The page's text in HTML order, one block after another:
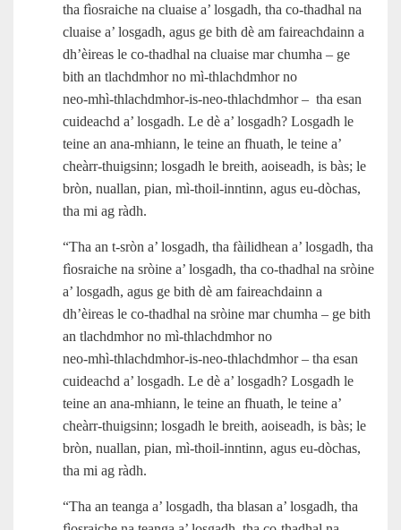
tha fìosraiche na cluaise a’ losgadh, tha co-thadhal na
cluaise a’ losgadh, agus ge bith dè am faireachdainn a
dh’èireas le co-thadhal na cluaise mar chumha – ge
bith an tlachdmhor no mì-thlachdmhor no
neo‑mhì‑thlachdmhor‑is‑neo‑thlachdmhor – tha esan
cuideachd a’ losgadh. Le dè a’ losgadh? Losgadh le
teine an ana‑mhiann, le teine an fhuath, le teine a’
cheàrr‑thuigsinn; losgadh le breith, aoiseadh, is bàs; le
bròn, nuallan, pian, mì‑thoil-inntinn, agus eu‑dòchas,
tha mi ag ràdh.
“Tha an t‑sròn a’ losgadh, tha fàilidhean a’ losgadh, tha
fìosraiche na sròine a’ losgadh, tha co-thadhal na sròine
a’ losgadh, agus ge bith dè am faireachdainn a
dh’èireas le co-thadhal na sròine mar chumha – ge bith
an tlachdmhor no mì-thlachdmhor no
neo‑mhì‑thlachdmhor‑is‑neo‑thlachdmhor – tha esan
cuideachd a’ losgadh. Le dè a’ losgadh? Losgadh le
teine an ana‑mhiann, le teine an fhuath, le teine a’
cheàrr‑thuigsinn; losgadh le breith, aoiseadh, is bàs; le
bròn, nuallan, pian, mì‑thoil-inntinn, agus eu‑dòchas,
tha mi ag ràdh.
“Tha an teanga a’ losgadh, tha blasan a’ losgadh, tha